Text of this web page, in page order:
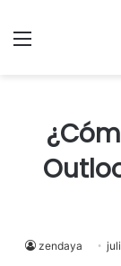
Menú
zendaya